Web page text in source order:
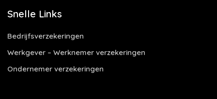
Snelle Links
Bedrijfsverzekeringen
Werkgever – Werknemer verzekeringen
Ondernemer verzekeringen